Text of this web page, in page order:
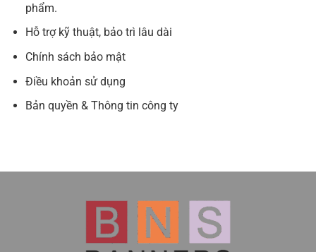
phẩm.
Hỗ trợ kỹ thuật, bảo trì lâu dài
Chính sách bảo mật
Điều khoản sử dụng
Bản quyền & Thông tin công ty